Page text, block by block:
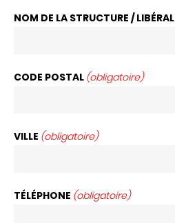
NOM DE LA STRUCTURE / LIBÉRAL
CODE POSTAL (obligatoire)
VILLE (obligatoire)
TÉLÉPHONE (obligatoire)